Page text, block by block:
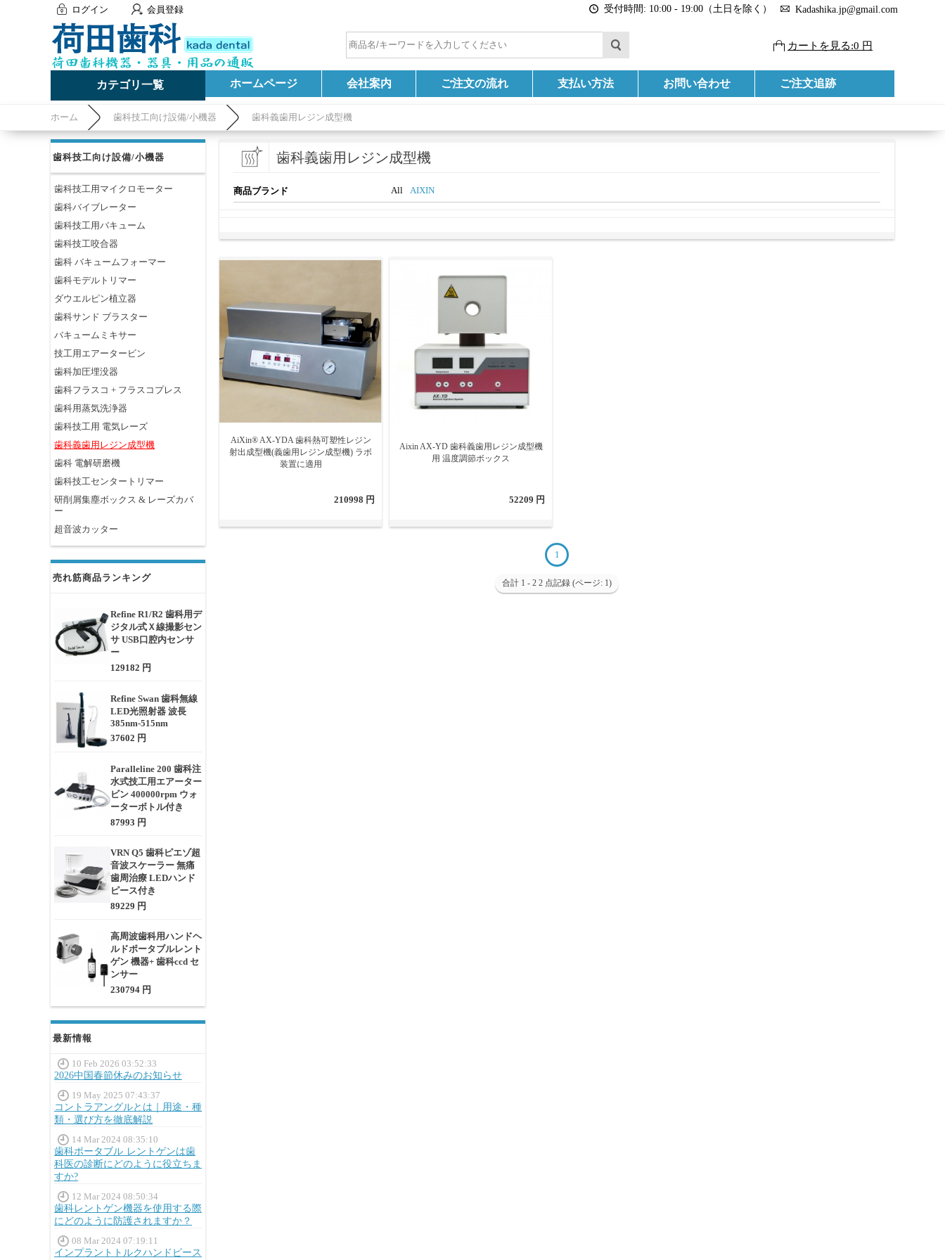
ログイン 会員登録 受付時間: 10:00 - 19:00（土日を除く） Kadashika.jp@gmail.com
カートを見る:0 円
カテゴリ一覧 ホームページ 会社案内 ご注文の流れ 支払い方法 お問い合わせ ご注文追跡
ホーム 歯科技工向け設備/小機器 歯科義歯用レジン成型機
歯科技工向け設備/小機器
歯科技工用マイクロモーター
歯科バイブレーター
歯科技工用バキューム
歯科技工咬合器
歯科 バキュームフォーマー
歯科モデルトリマー
ダウエルピン植立器
歯科サンド ブラスター
バキュームミキサー
技工用エアータービン
歯科加圧埋没器
歯科フラスコ + フラスコプレス
歯科用蒸気洗浄器
歯科技工用 電気レーズ
歯科義歯用レジン成型機
歯科 電解研磨機
歯科技工センタートリマー
研削屑集塵ボックス & レーズカバ
ー
超音波カッター
売れ筋商品ランキング
Refine R1/R2 歯科用デ
ジタル式Ｘ線撮影セン
サ USB口腔内センサ
ー
129182 円
Refine Swan 歯科無線
LED光照射器 波長
385nm-515nm
37602 円
Paralleline 200 歯科注
水式技工用エアーター
ビン 400000rpm ウォ
ーターボトル付き
87993 円
VRN Q5 歯科ピエゾ超
音波スケーラー 無痛
歯周治療 LEDハンド
ピース付き
89229 円
高周波歯科用ハンドヘ
ルドポータブルレント
ゲン 機器+ 歯科ccd セ
ンサー
230794 円
最新情報
10 Feb 2026 03:52:33
2026中国春節休みのお知らせ
19 May 2025 07:43:37
コントラアングルとは｜用途・種
類・選び方を徹底解説
14 Mar 2024 08:35:10
歯科ポータブル レントゲンは歯
科医の診断にどのように役立ちま
すか?
12 Mar 2024 08:50:34
歯科レントゲン機器を使用する際
にどのように防護されますか？
08 Mar 2024 07:19:11
インプラントトルクハンドピース
歯科義歯用レジン成型機
商品ブランド All AIXIN
AiXin® AX-YDA 歯科熱可塑性レジン
射出成型機(義歯用レジン成型機) ラボ
装置に適用
210998 円
Aixin AX-YD 歯科義歯用レジン成型機
用 温度調節ボックス
52209 円
1
合計 1 - 2 2 点記録 (ページ: 1)